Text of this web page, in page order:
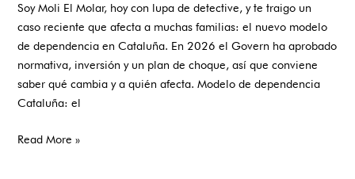
Soy Moli El Molar, hoy con lupa de detective, y te traigo un
caso reciente que afecta a muchas familias: el nuevo modelo
de dependencia en Cataluña. En 2026 el Govern ha aprobado
normativa, inversión y un plan de choque, así que conviene
saber qué cambia y a quién afecta. Modelo de dependencia
Cataluña: el
Cataluña:
qué
cambia
y
a
quién
Read More »